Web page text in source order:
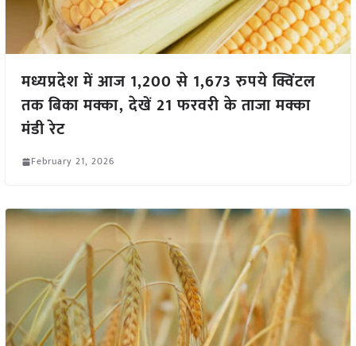
मध्यप्रदेश में आज 1,200 से 1,673 रुपये क्विंटल
तक बिका मक्का, देखें 21 फरवरी के ताजा मक्का
मंडी रेट
February 21, 2026